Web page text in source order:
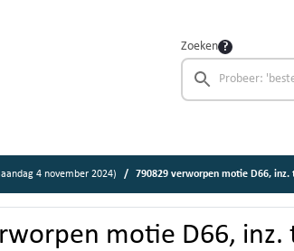
Zoeken
4 november 2024) 790829 verworpen motie D66, inz.
motie D66, inz.